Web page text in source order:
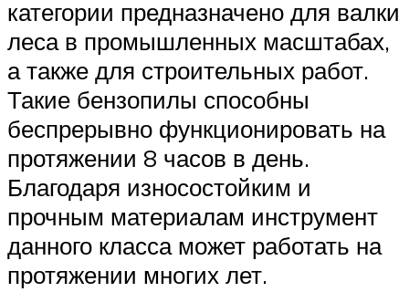
категории предназначено для валки
леса в промышленных масштабах,
а также для строительных работ.
Такие бензопилы способны
беспрерывно функционировать на
протяжении 8 часов в день.
Благодаря износостойким и
прочным материалам инструмент
данного класса может работать на
протяжении многих лет.